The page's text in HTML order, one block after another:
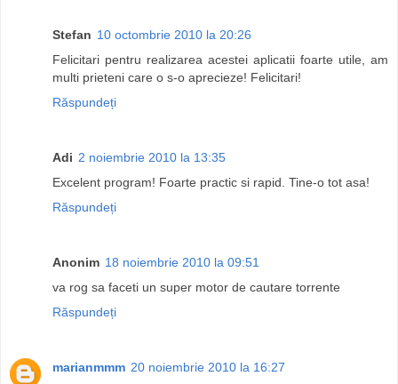
Stefan 10 octombrie 2010 la 20:26
Felicitari pentru realizarea acestei aplicatii foarte utile, am
multi prieteni care o s-o aprecieze! Felicitari!
Răspundeți
Adi 2 noiembrie 2010 la 13:35
Excelent program! Foarte practic si rapid. Tine-o tot asa!
Răspundeți
Anonim 18 noiembrie 2010 la 09:51
va rog sa faceti un super motor de cautare torrente
Răspundeți
marianmmm 20 noiembrie 2010 la 16:27